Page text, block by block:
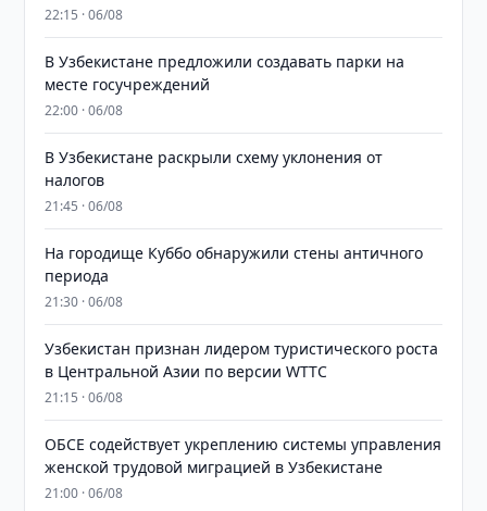
22:15 · 06/08
В Узбекистане предложили создавать парки на
месте госучреждений
22:00 · 06/08
В Узбекистане раскрыли схему уклонения от
налогов
21:45 · 06/08
На городище Куббо обнаружили стены античного
периода
21:30 · 06/08
Узбекистан признан лидером туристического роста
в Центральной Азии по версии WTTC
21:15 · 06/08
ОБСЕ содействует укреплению системы управления
женской трудовой миграцией в Узбекистане
21:00 · 06/08